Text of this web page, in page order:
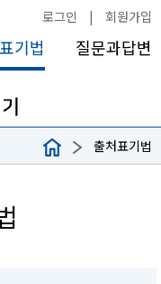
로그인 | 회원가입
기법 질문과답변
출처표기법